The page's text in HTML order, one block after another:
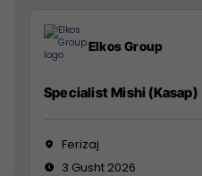
Elkos Group
Specialist Mishi (Kasap)
Ferizaj
3 Gusht 2026